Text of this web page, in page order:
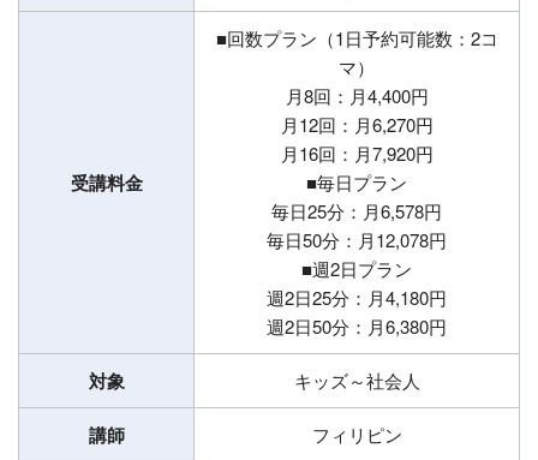
受講料金
■回数プラン（1日予約可能数：2コ
マ）
月8回：月4,400円
月12回：月6,270円
月16回：月7,920円
■毎日プラン
毎日25分：月6,578円
毎日50分：月12,078円
■週2日プラン
週2日25分：月4,180円
週2日50分：月6,380円
対象 キッズ～社会人
講師 フィリピン